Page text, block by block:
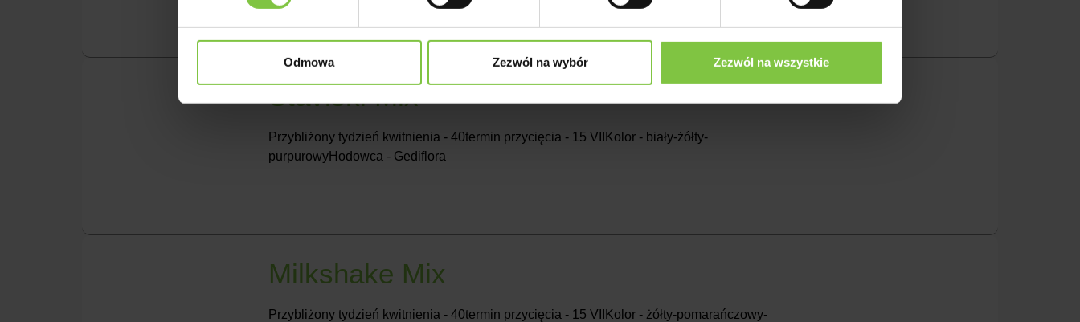
Odmowa Zezwól na wybór Zezwól na wszystkie
Staviski Mix
Przybliżony tydzień kwitnienia - 40termin przycięcia - 15 VIIKolor - biały-żółty-
purpurowyHodowca - Gediflora
Milkshake Mix
Przybliżony tydzień kwitnienia - 40termin przycięcia - 15 VIIKolor - żółty-pomarańczowy-